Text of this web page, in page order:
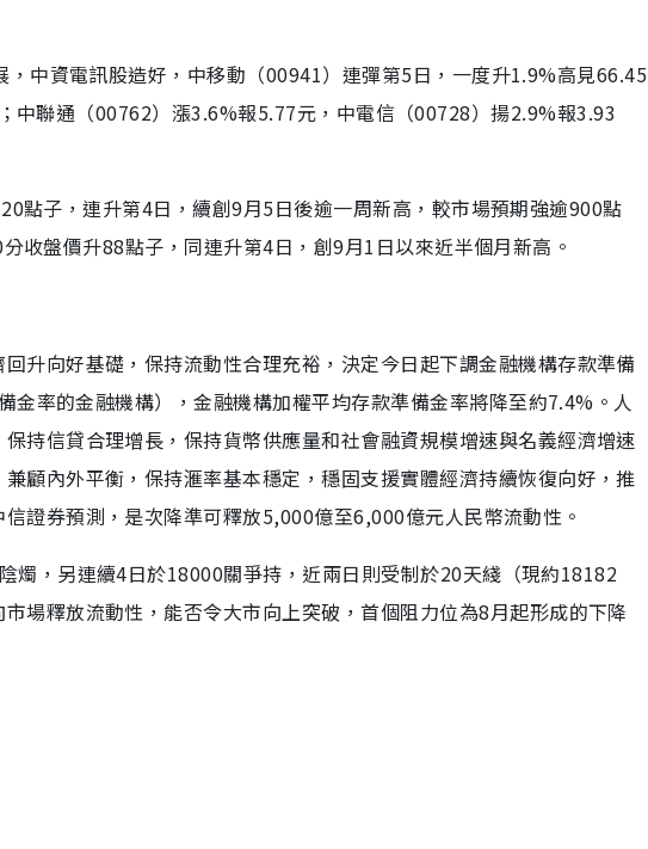
中資電訊股造好，中移動（00941）連彈第5日，一度升1.9%高見66.45
中聯通（00762）漲3.6%報5.77元，中電信（00728）揚2.9%報3.93
點子，連升第4日，續創9月5日後逾一周新高，較市場預期強逾900點
收盤價升88點子，同連升第4日，創9月1日以來近半個月新高。
升向好基礎，保持流動性合理充裕，決定今日起下調金融機構存款準備
率的金融機構），金融機構加權平均存款準備金率將降至約7.4%。人
持信貸合理增長，保持貨幣供應量和社會融資規模增速與名義經濟增速
顧內外平衡，保持滙率基本穩定，穩固支援實體經濟持續恢復向好，推
證券預測，是次降準可釋放5,000億至6,000億元人民幣流動性。
燭，另連續4日於18000關爭持，近兩日則受制於20天綫（現約18182
場釋放流動性，能否令大市向上突破，首個阻力位為8月起形成的下降